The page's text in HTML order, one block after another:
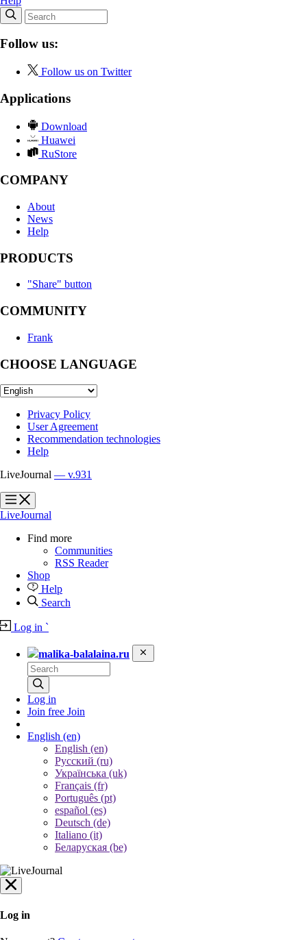
Follow us:
Follow us on Twitter
Applications
Download
Huawei
RuStore
COMPANY
About
News
Help
PRODUCTS
"Share" button
COMMUNITY
Frank
CHOOSE LANGUAGE
Privacy Policy
User Agreement
Recommendation technologies
Help
LiveJournal — v.931
?
?
LiveJournal
Find more
Communities
RSS Reader
Shop
Help
Search
Log in `
malika-balalaina.ru
Log in
Join free Join
English (en)
English (en)
Русский (ru)
Українська (uk)
Français (fr)
Português (pt)
español (es)
Deutsch (de)
Italiano (it)
Беларуская (be)
Log in